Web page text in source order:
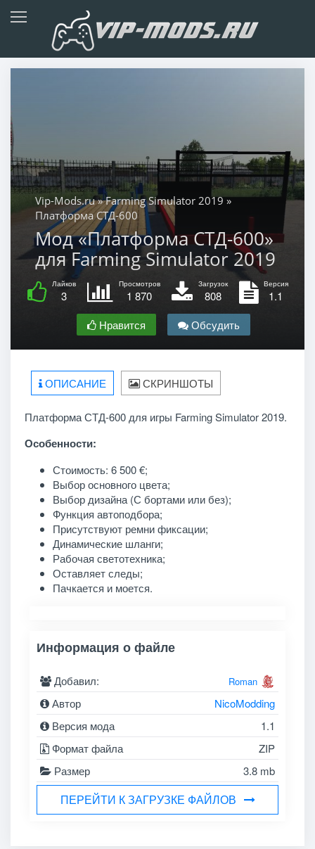
Vip-Mods.ru»Farming Simulator 2019»
Платформа СТД-600
Мод «Платформа СТД-600»
для Farming Simulator 2019
Лайков
3
Просмотров
1 870
Загрузок
808
Версия
1.1
Нравится
Обсудить
ОПИСАНИЕ СКРИНШОТЫ
Платформа СТД-600 для игры Farming Simulator 2019.
Особенности:
Стоимость: 6 500 €;
Выбор основного цвета;
Выбор дизайна (С бортами или без);
Функция автоподбора;
Присутствуют ремни фиксации;
Динамические шланги;
Рабочая светотехника;
Оставляет следы;
Пачкается и моется.
Информация о файле
Добавил: Roman
Автор
NicoModding
Версия мода
1.1
Формат файла
ZIP
Размер
3.8 mb
ПЕРЕЙТИ К ЗАГРУЗКЕ ФАЙЛОВ